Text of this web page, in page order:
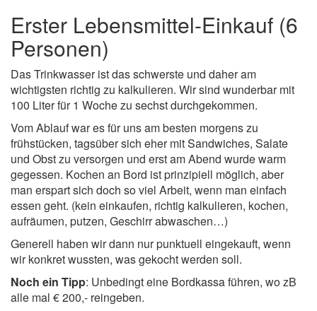
Erster Lebensmittel-Einkauf (6
Personen)
Das Trinkwasser ist das schwerste und daher am
wichtigsten richtig zu kalkulieren. Wir sind wunderbar mit
100 Liter für 1 Woche zu sechst durchgekommen.
Vom Ablauf war es für uns am besten morgens zu
frühstücken, tagsüber sich eher mit Sandwiches, Salate
und Obst zu versorgen und erst am Abend wurde warm
gegessen. Kochen an Bord ist prinzipiell möglich, aber
man erspart sich doch so viel Arbeit, wenn man einfach
essen geht. (kein einkaufen, richtig kalkulieren, kochen,
aufräumen, putzen, Geschirr abwaschen…)
Generell haben wir dann nur punktuell eingekauft, wenn
wir konkret wussten, was gekocht werden soll.
Noch ein Tipp: Unbedingt eine Bordkassa führen, wo zB
alle mal € 200,- reingeben.